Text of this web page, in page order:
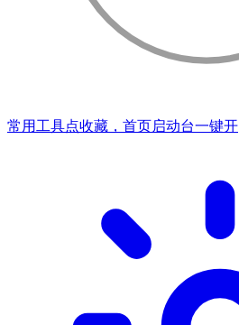
常用工具点收藏，首页启动台一键开